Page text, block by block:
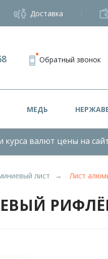
Доставка
Обратный звонок
МЕДЬ
курса валют цены на
лист Лист